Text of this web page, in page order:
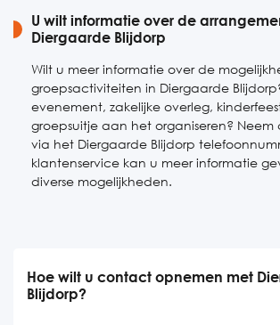
U wilt informatie over de
Diergaarde Blijdorp
Wilt u meer informatie over de
groepsactiviteiten in Diergaarde
evenement, zakelijke overleg,
groepsuitje aan het organiseren?
via het Diergaarde Blijdorp
klantenservice kan u meer informatie
diverse mogelijkheden.
Hoe wilt u contact opnemen met
Blijdorp?